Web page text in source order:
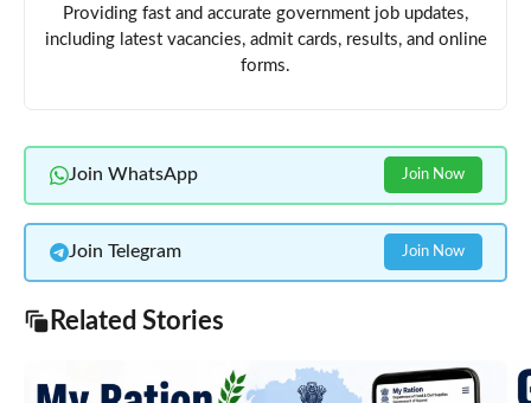
Providing fast and accurate government job updates,
including latest vacancies, admit cards, results, and online
forms.
Join WhatsApp Join Now
Join Telegram Join Now
Related Stories